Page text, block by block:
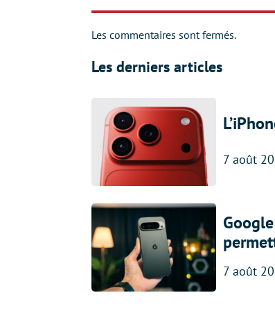
Les commentaires sont fermés.
Les derniers articles
7 août
7 août